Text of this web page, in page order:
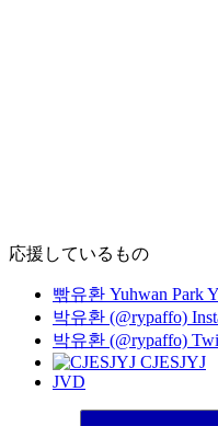
応援しているもの
빢유환 Yuhwan Park
박유환 (@rypaffo)
박유환 (@rypaffo)
CJESJYJ
JVD